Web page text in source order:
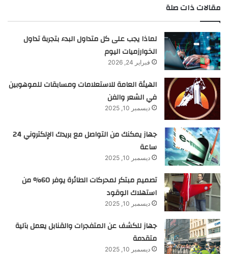
مقالات ذات صلة
لماذا يجب على كل متداول البدء بتجربة تداول
الخوارزميات اليوم
فبراير 24, 2026
الهيئة العامة للاستعلامات ومسابقات للموهوبين
في الشعر والفن
ديسمبر 10, 2025
جهاز يمكنك من التواصل مع بريدك الإلكتروني 24
ساعة
ديسمبر 10, 2025
تصميم مبتكر لمحركات الطائرة يوفر 60% من
استهلاك الوقود
ديسمبر 10, 2025
جهاز للكشف عن المتفجرات والقنابل يعمل بآلية
متقدمة
ديسمبر 10, 2025